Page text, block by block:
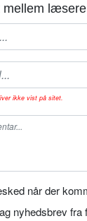
mellem læsere
ikke vist på sitet.
når der
nyhedsbrev fra